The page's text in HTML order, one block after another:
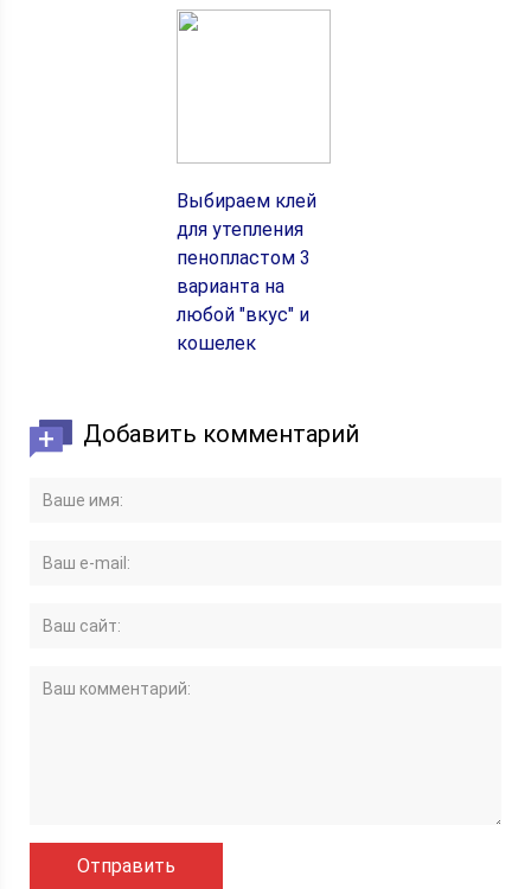
Выбираем клей
для утепления
пенопластом 3
варианта на
любой "вкус" и
кошелек
Добавить комментарий